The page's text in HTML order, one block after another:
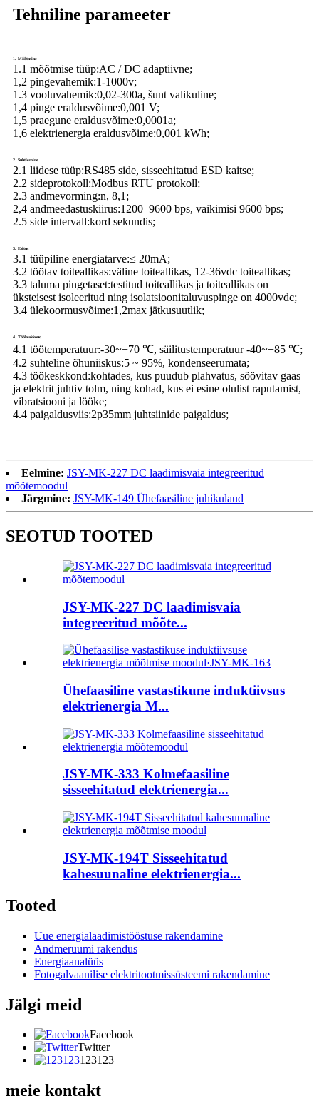
Tehniline parameeter
1. Mõõtmine
1.1 mõõtmise tüüp:AC / DC adaptiivne;
1,2 pingevahemik:1-1000v;
1.3 vooluvahemik:0,02-300a, šunt valikuline;
1,4 pinge eraldusvõime:0,001 V;
1,5 praegune eraldusvõime:0,0001a;
1,6 elektrienergia eraldusvõime:0,001 kWh;
2. Suhtlemine
2.1 liidese tüüp:RS485 side, sisseehitatud ESD kaitse;
2.2 sideprotokoll:Modbus RTU protokoll;
2.3 andmevorming:n, 8,1;
2,4 andmeedastuskiirus:1200–9600 bps, vaikimisi 9600 bps;
2.5 side intervall:kord sekundis;
3. Esitus
3.1 tüüpiline energiatarve:≤ 20mA;
3.2 töötav toiteallikas:väline toiteallikas, 12-36vdc toiteallikas;
3.3 taluma pingetaset:testitud toiteallikas ja toiteallikas on
üksteisest isoleeritud ning isolatsioonitaluvuspinge on 4000vdc;
3.4 ülekoormusvõime:1,2max jätkusuutlik;
4. Töökeskkond
4.1 töötemperatuur:-30~+70 ℃, säilitustemperatuur -40~+85 ℃;
4.2 suhteline õhuniiskus:5 ~ 95%, kondenseerumata;
4.3 töökeskkond:kohtades, kus puudub plahvatus, söövitav gaas
ja elektrit juhtiv tolm, ning kohad, kus ei esine olulist raputamist,
vibratsiooni ja lööke;
4.4 paigaldusviis:2p35mm juhtsiinide paigaldus;
Eelmine: JSY-MK-227 DC laadimisvaia integreeritud
mõõtemoodul
Järgmine: JSY-MK-149 Ühefaasiline juhikulaud
SEOTUD TOOTED
JSY-MK-227 DC laadimisvaia
integreeritud mõõte...
Ühefaasiline vastastikune induktiivsus
elektrienergia M...
JSY-MK-333 Kolmefaasiline
sisseehitatud elektrienergia...
JSY-MK-194T Sisseehitatud
kahesuunaline elektrienergia...
Tooted
Uue energialaadimistööstuse rakendamine
Andmeruumi rakendus
Energiaanalüüs
Fotogalvaanilise elektritootmissüsteemi rakendamine
Jälgi meid
Facebook
Twitter
123123
meie kontakt